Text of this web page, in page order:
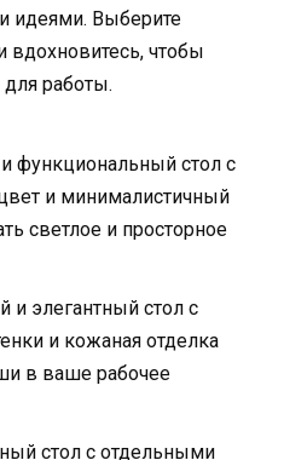
идеями. Выберите
чтобы
работы.
функциональный стол с
и минималистичный
светлое и просторное
элегантный стол с
и кожаная отделка
в ваше рабочее
стол с отдельными